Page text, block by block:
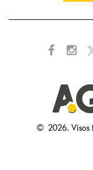
© 2026. Visos